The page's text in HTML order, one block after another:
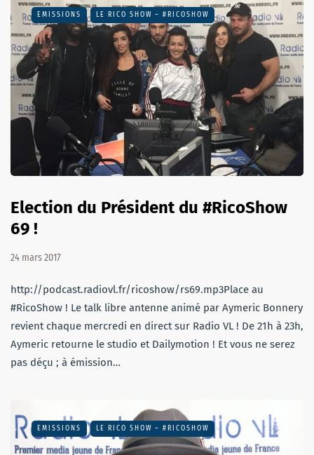
EMISSIONS LE RICO SHOW – #RICOSHOW
Election du Président du #RicoShow
69 !
24 mars 2017
http://podcast.radiovl.fr/ricoshow/rs69.mp3Place au
#RicoShow ! Le talk libre antenne animé par Aymeric Bonnery
revient chaque mercredi en direct sur Radio VL ! De 21h à 23h,
Aymeric retourne le studio et Dailymotion ! Et vous ne serez
pas déçu ; à émission…
EMISSIONS LE RICO SHOW – #RICOSHOW